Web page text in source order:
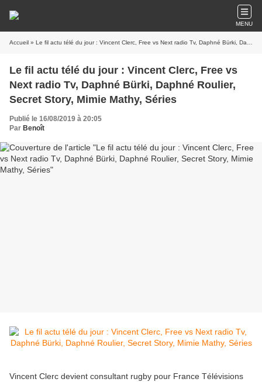
MENU
Accueil » Le fil actu télé du jour : Vincent Clerc, Free vs Next radio Tv, Daphné Bürki, Daphné Roulier, Secret Story, Mimie Mathy, Séries
Le fil actu télé du jour : Vincent Clerc, Free vs
Next radio Tv, Daphné Bürki, Daphné Roulier,
Secret Story, Mimie Mathy, Séries
Publié le 16/08/2019 à 20:05
Par Benoît
Vincent Clerc devient consultant rugby pour France Télévisions